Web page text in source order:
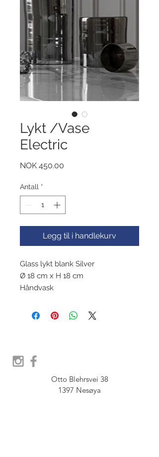
Lykt /Vase
Electric
NOK 450.00
Antall *
Legg til i handlekurv
Glass lykt blank Silver
Ø 18 cm x H 18 cm
Håndvask
Otto Blehrsvei 38
1397 Nesøya